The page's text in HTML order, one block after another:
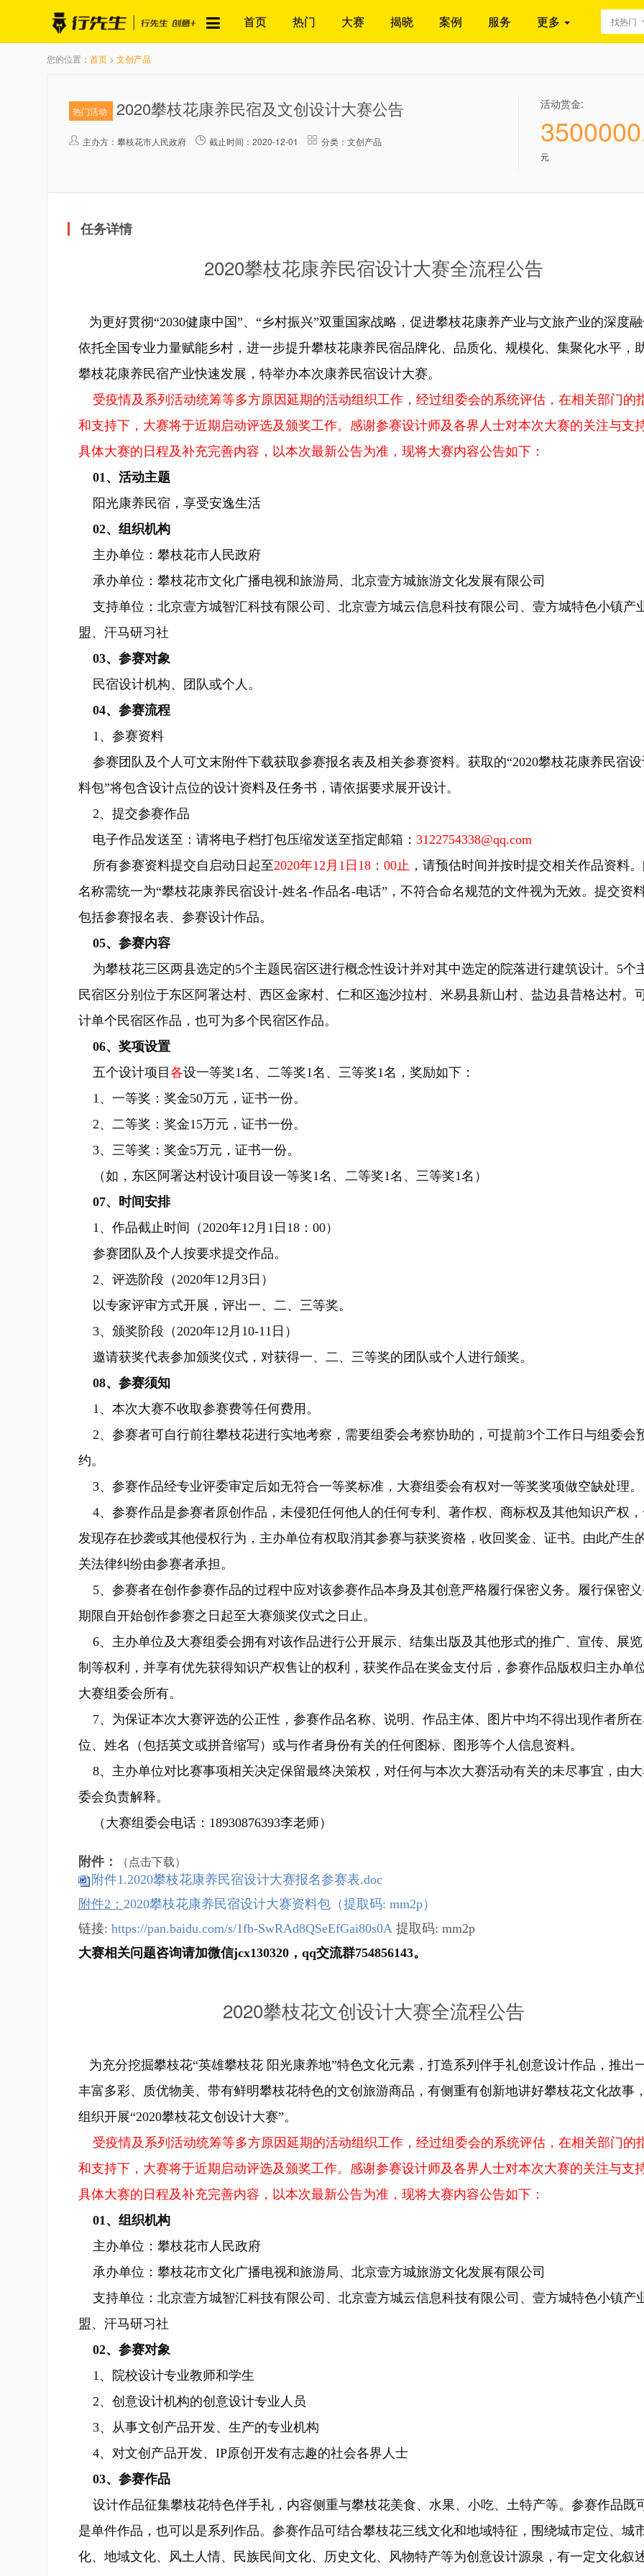
首页 热门 大赛 揭晓 案例 服务 更多 找热门
您的位置： 首页 > 文创产品
热门活动 2020攀枝花康养民宿及文创设计大赛公告
主办方： 攀枝花市人民政府 截止时间：2020-12-01 分类：文创产品
活动赏金:
元
任务详情
2020攀枝花康养民宿设计大赛全流程公告
为更好贯彻“2030健康中国”、“乡村振兴”双重国家战略，促进攀枝花康养产业与文旅产业的深度融
依托全国专业力量赋能乡村，进一步提升攀枝花康养民宿品牌化、品质化、规模化、集聚化水平，
攀枝花康养民宿产业快速发展，特举办本次康养民宿设计大赛。
受疫情及系列活动统筹等多方原因延期的活动组织工作，经过组委会的系统评估，在相关部门的
和支持下，大赛将于近期启动评选及颁奖工作。感谢参赛设计师及各界人士对本次大赛的关注与支持
具体大赛的日程及补充完善内容，以本次最新公告为准，现将大赛内容公告如下：
01、活动主题
阳光康养民宿，享受安逸生活
02、组织机构
主办单位：攀枝花市人民政府
承办单位：攀枝花市文化广播电视和旅游局、北京壹方城旅游文化发展有限公司
支持单位：北京壹方城智汇科技有限公司、北京壹方城云信息科技有限公司、壹方城特色小镇产
盟、汗马研习社
03、参赛对象
民宿设计机构、团队或个人。
04、参赛流程
1、参赛资料
参赛团队及个人可文末附件下载获取参赛报名表及相关参赛资料。获取的“2020攀枝花康养民宿设
料包”将包含设计点位的设计资料及任务书，请依据要求展开设计。
2、提交参赛作品
电子作品发送至：请将电子档打包压缩发送至指定邮箱： 3122754338@qq.com
所有参赛资料提交自启动日起至2020年12月1日18：00止 ，请预估时间并按时提交相关作品资料
名称需统一为“攀枝花康养民宿设计-姓名-作品名-电话”，不符合命名规范的文件视为无效。提交资
包括参赛报名表、参赛设计作品。
05、参赛内容
为攀枝花三区两县选定的5个主题民宿区进行概念性设计并对其中选定的院落进行建筑设计。5个
民宿区分别位于东区阿署达村、西区金家村、仁和区迤沙拉村、米易县新山村、盐边县昔格达村。
计单个民宿区作品，也可为多个民宿区作品。
06、奖项设置
五个设计项目 各设一等奖1名、二等奖1名、三等奖1名，奖励如下：
1、一等奖：奖金50万元，证书一份。
2、二等奖：奖金15万元，证书一份。
3、三等奖：奖金5万元，证书一份。
（如，东区阿署达村设计项目设一等奖1名、二等奖1名、三等奖1名）
07、时间安排
1、作品截止时间（2020年12月1日18：00）
参赛团队及个人按要求提交作品。
2、评选阶段（2020年12月3日）
以专家评审方式开展，评出一、二、三等奖。
3、颁奖阶段（2020年12月10-11日）
邀请获奖代表参加颁奖仪式，对获得一、二、三等奖的团队或个人进行颁奖。
08、参赛须知
1、本次大赛不收取参赛费等任何费用。
2、参赛者可自行前往攀枝花进行实地考察，需要组委会考察协助的，可提前3个工作日与组委会
约。
3、参赛作品经专业评委审定后如无符合一等奖标准，大赛组委会有权对一等奖奖项做空缺处理。
4、参赛作品是参赛者原创作品，未侵犯任何他人的任何专利、著作权、商标权及其他知识产权
发现存在抄袭或其他侵权行为，主办单位有权取消其参赛与获奖资格，收回奖金、证书。由此产生
关法律纠纷由参赛者承担。
5、参赛者在创作参赛作品的过程中应对该参赛作品本身及其创意严格履行保密义务。履行保密
期限自开始创作参赛之日起至大赛颁奖仪式之日止。
6、主办单位及大赛组委会拥有对该作品进行公开展示、结集出版及其他形式的推广、宣传、展览
制等权利，并享有优先获得知识产权售让的权利，获奖作品在奖金支付后，参赛作品版权归主办单
大赛组委会所有。
7、为保证本次大赛评选的公正性，参赛作品名称、说明、作品主体、图片中均不得出现作者所
位、姓名（包括英文或拼音缩写）或与作者身份有关的任何图标、图形等个人信息资料。
8、主办单位对比赛事项相关决定保留最终决策权，对任何与本次大赛活动有关的未尽事宜，由大
委会负责解释。
（大赛组委会电话：18930876393李老师）
附件： （点击下载）
附件1.2020攀枝花康养民宿设计大赛报名参赛表.doc
附件2： 2020攀枝花康养民宿设计大赛资料包（提取码: mm2p）
链接: https://pan.baidu.com/s/1fb-SwRAd8QSeEfGai80s0A 提取码: mm2p
大赛相关问题咨询请加微信jcx130320，qq交流群754856143。
2020攀枝花文创设计大赛全流程公告
为充分挖掘攀枝花“英雄攀枝花 阳光康养地”特色文化元素，打造系列伴手礼创意设计作品，推出
丰富多彩、质优物美、带有鲜明攀枝花特色的文创旅游商品，有侧重有创新地讲好攀枝花文化故事
组织开展“2020攀枝花文创设计大赛”。
受疫情及系列活动统筹等多方原因延期的活动组织工作，经过组委会的系统评估，在相关部门的
和支持下，大赛将于近期启动评选及颁奖工作。感谢参赛设计师及各界人士对本次大赛的关注与支持
具体大赛的日程及补充完善内容，以本次最新公告为准，现将大赛内容公告如下：
01、组织机构
主办单位：攀枝花市人民政府
承办单位：攀枝花市文化广播电视和旅游局、北京壹方城旅游文化发展有限公司
支持单位：北京壹方城智汇科技有限公司、北京壹方城云信息科技有限公司、壹方城特色小镇产
盟、汗马研习社
02、参赛对象
1、院校设计专业教师和学生
2、创意设计机构的创意设计专业人员
3、从事文创产品开发、生产的专业机构
4、对文创产品开发、IP原创开发有志趣的社会各界人士
03、参赛作品
设计作品征集攀枝花特色伴手礼，内容侧重与攀枝花美食、水果、小吃、土特产等。参赛作品既
是单件作品，也可以是系列作品。参赛作品可结合攀枝花三线文化和地域特征，围绕城市定位、城
化、地域文化、风土人情、民族民间文化、历史文化、风物特产等为创意设计源泉，有一定文化叙述